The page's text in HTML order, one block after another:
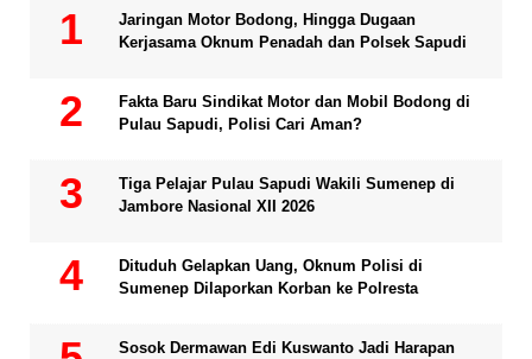
Jaringan Motor Bodong, Hingga Dugaan
Kerjasama Oknum Penadah dan Polsek Sapudi
Fakta Baru Sindikat Motor dan Mobil Bodong di
Pulau Sapudi, Polisi Cari Aman?
Tiga Pelajar Pulau Sapudi Wakili Sumenep di
Jambore Nasional XII 2026
Dituduh Gelapkan Uang, Oknum Polisi di
Sumenep Dilaporkan Korban ke Polresta
Sosok Dermawan Edi Kuswanto Jadi Harapan